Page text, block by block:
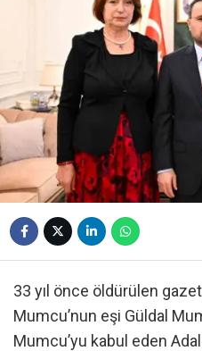
33 yıl önce öldürülen
Mumcu’nun eşi Güldal
Mumcu’yu kabul eden